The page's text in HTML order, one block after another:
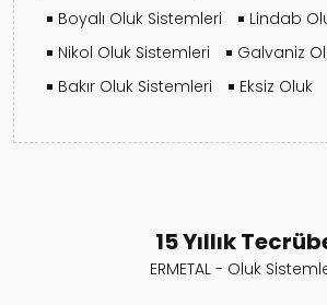
15 Yıllık
ERMETAL - Oluk
Boyalı Oluk Sistemleri
Lindab
Nikol Oluk Sistemleri
Galvaniz
Bakır Oluk Sistemleri
Eksiz Oluk